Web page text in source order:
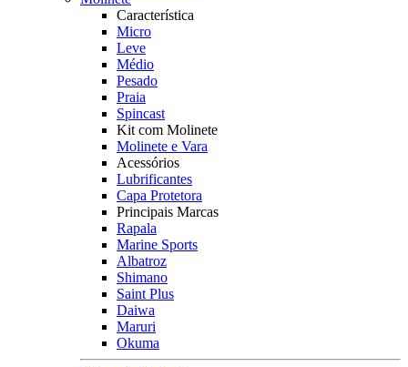
Característica
Micro
Leve
Médio
Pesado
Praia
Spincast
Kit com Molinete
Molinete e Vara
Acessórios
Lubrificantes
Capa Protetora
Principais Marcas
Rapala
Marine Sports
Albatroz
Shimano
Saint Plus
Daiwa
Maruri
Okuma